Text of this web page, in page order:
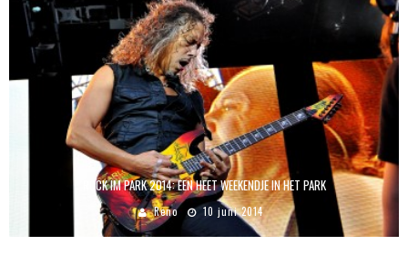
ROCK IM PARK 2014: EEN HEET WEEKENDJE IN HET PARK
Reno 10 juni 2014